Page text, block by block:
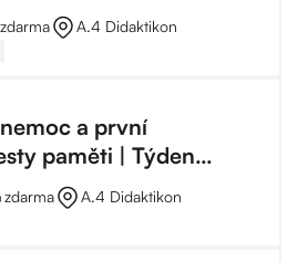
zdarma A.4 Didaktikon
a první
paměti | Týden
zdarma A.4 Didaktikon